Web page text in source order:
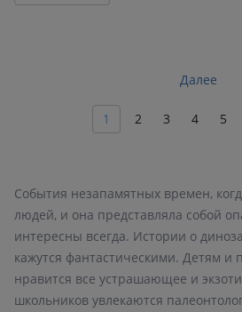
1 2 3 4 5
Далее
События незапамятных времен,
людей, и она представляла собой
интересны всегда. Истории о
кажутся фантастическими. Детям и
нравится все устрашающее и
школьников увлекаются